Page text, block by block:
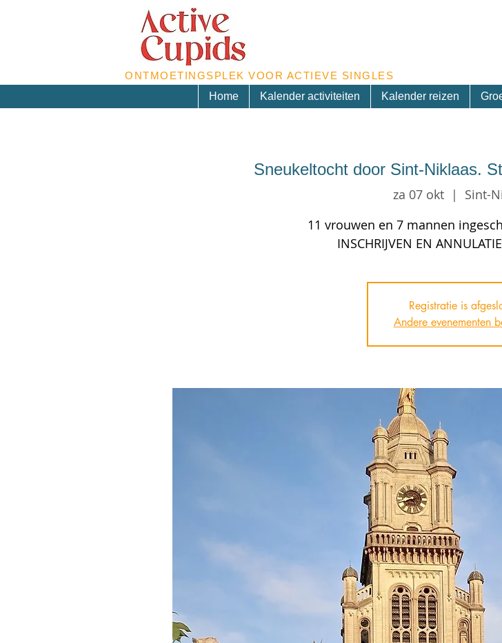
ONTMOETINGSPLEK VOOR ACTIEVE SINGLES
Home
Kalender activiteiten Kalender reizen
Sneukeltocht door Sint-Niklaas.
za 07 okt
  |
Sint-
11 vrouwen en 7 mannen
INSCHRIJVEN EN
Registratie is
Andere evenementen